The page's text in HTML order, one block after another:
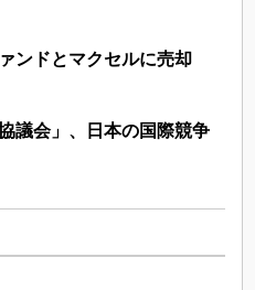
ンドとマクセルに売却
議会」、日本の国際競争